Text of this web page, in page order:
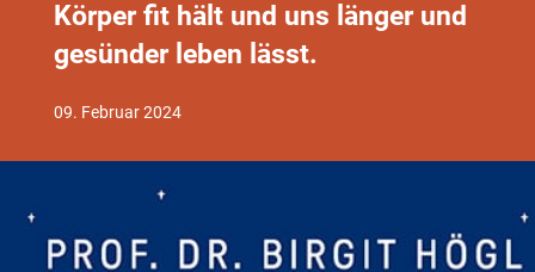
Körper fit hält und uns länger und
gesünder leben lässt.
09. Februar 2024